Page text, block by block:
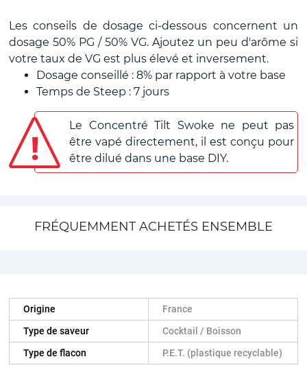
Les conseils de dosage ci-dessous concernent un
dosage 50% PG / 50% VG. Ajoutez un peu d'arôme si
votre taux de VG est plus élevé et inversement.
Dosage conseillé : 8% par rapport à votre base
Temps de Steep : 7 jours
Le Concentré Tilt Swoke ne peut pas
être vapé directement, il est conçu pour
être dilué dans une base DIY.
FRÉQUEMMENT ACHETÉS ENSEMBLE
Origine
France
Type de saveur
Cocktail / Boisson
Type de flacon
P.E.T. (plastique recyclable)